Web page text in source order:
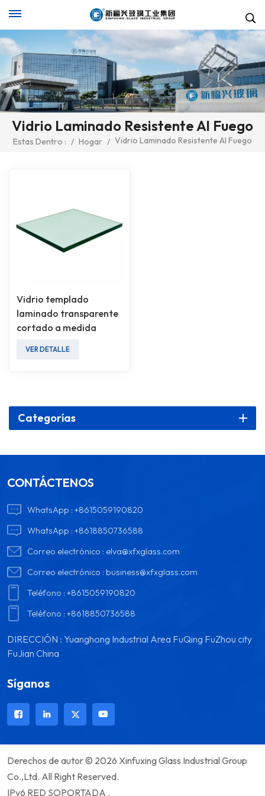
Vidrio Laminado Resistente Al Fuego
Estas Dentro : / Hogar / Vidrio Laminado Resistente Al Fuego
Vidrio templado
laminado transparente
cortado a medida
VER DETALLE
Categorías
CONTÁCTENOS
WhatsApp :+8615059190820
WhatsApp :+8618850736588
Correo electrónico : elva@xfxglass.com
Correo electrónico :business@xfxglass.com
Teléfono :+8615059190820
Teléfono :+8618850736588
DIRECCIÓN : Yuanghong Industrial Area FuQing FuZhou city
FuJian China
Síganos
Derechos de autor © 2026 Xinfuxing Glass Industrial Group
Co.,Ltd. All Right Reserved.
IPv6 RED SOPORTADA .